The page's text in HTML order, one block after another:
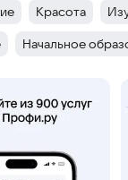
Тег:
Красота Тег
Тег:
Начальное